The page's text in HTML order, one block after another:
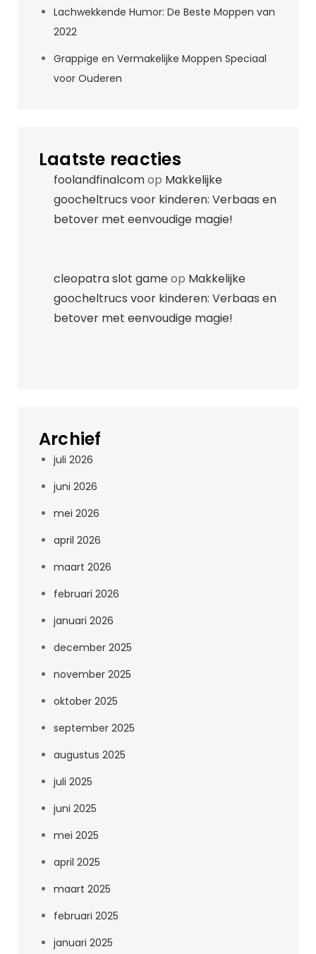
Lachwekkende Humor: De Beste Moppen van
2022
Grappige en Vermakelijke Moppen Speciaal
voor Ouderen
Laatste reacties
foolandfinalcomop Makkelijke
goocheltrucs voor kinderen: Verbaas en
betover met eenvoudige magie!
cleopatra slot gameop Makkelijke
goocheltrucs voor kinderen: Verbaas en
betover met eenvoudige magie!
Archief
juli 2026
juni 2026
mei 2026
april 2026
maart 2026
februari 2026
januari 2026
december 2025
november 2025
oktober 2025
september 2025
augustus 2025
juli 2025
juni 2025
mei 2025
april 2025
maart 2025
februari 2025
januari 2025